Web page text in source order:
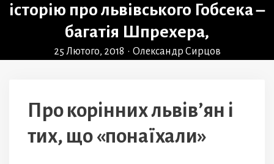
історію про львівського Гобсека –
багатія Шпрехера,
25 Лютого, 2018 • Олександр Сирцов
Про корінних львів’ян і
тих, що «понаїхали»